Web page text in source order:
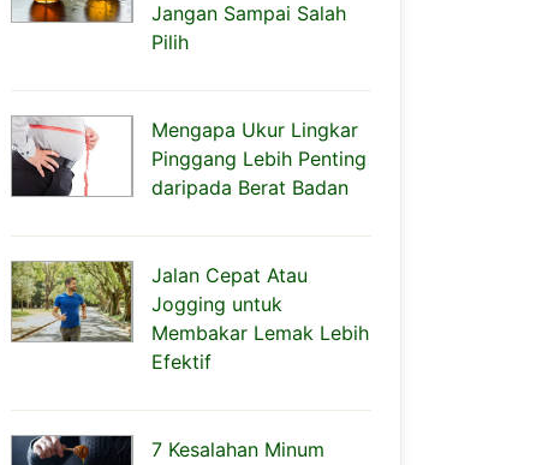
Jangan Sampai Salah
Pilih
Mengapa Ukur Lingkar
Pinggang Lebih Penting
daripada Berat Badan
Jalan Cepat Atau
Jogging untuk
Membakar Lemak Lebih
Efektif
7 Kesalahan Minum